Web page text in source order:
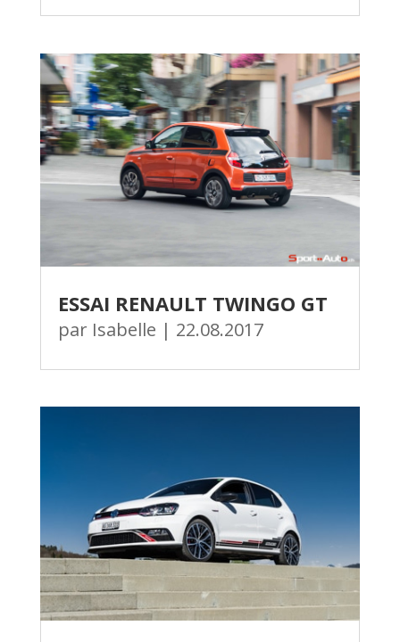
ESSAI RENAULT TWINGO GT
par Isabelle | 22.08.2017